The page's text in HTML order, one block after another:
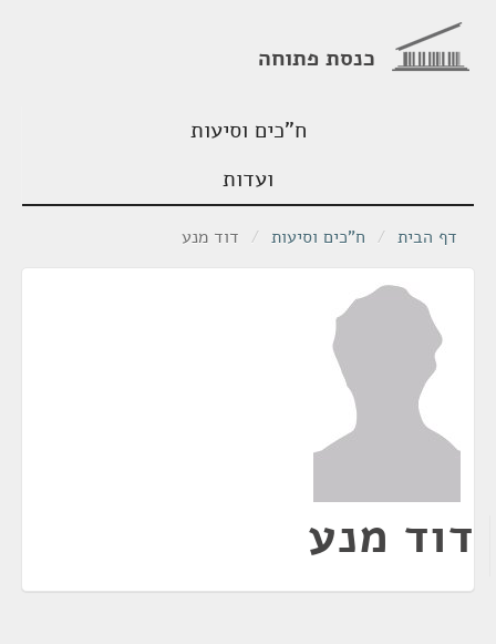
כנסת פתוחה
ח"כים וסיעות
ועדות
דף הבית / ח"כים וסיעות / דוד מנע
דוד מנע